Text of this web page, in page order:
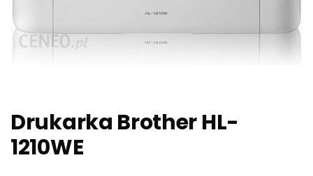
Drukarka Brother HL-
1210WE